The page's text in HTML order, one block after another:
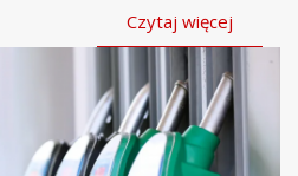
Czytaj więcej